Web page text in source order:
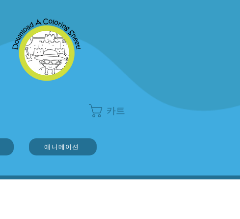
카트
애니메이션